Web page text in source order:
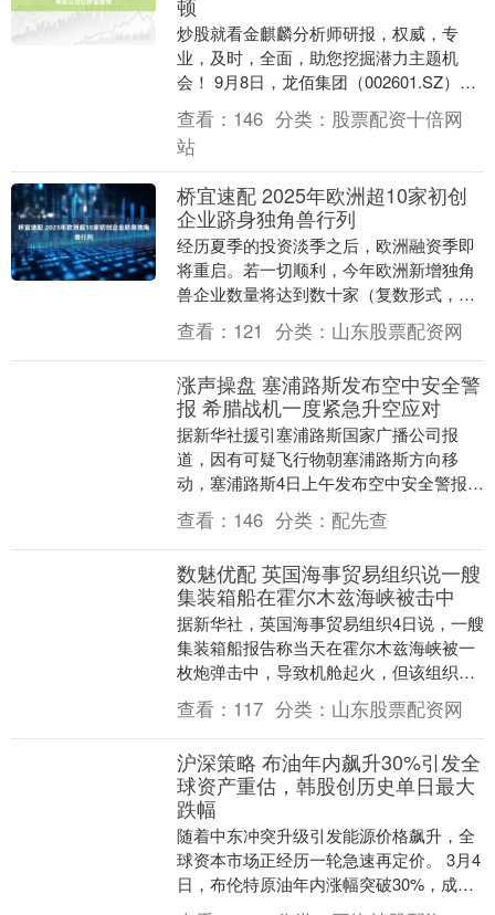
顿
炒股就看金麒麟分析师研报，权威，专
业，及时，全面，助您挖掘潜力主题机
会！ 9月8日，龙佰集团（002601.SZ）公
告称，9月2日晚，公司全资子公司龙佰襄
阳钛业....
查看： 146 分类： 股票配资十倍网
站
桥宜速配 2025年欧洲超10家初创
企业跻身独角兽行列
经历夏季的投资淡季之后，欧洲融资季即
将重启。若一切顺利，今年欧洲新增独角
兽企业数量将达到数十家（复数形式，即
超过 10 家）。尽管如今的巨额融资轮次
已不如 20....
查看： 121 分类： 山东股票配资网
涨声操盘 塞浦路斯发布空中安全警
报 希腊战机一度紧急升空应对
据新华社援引塞浦路斯国家广播公司报
道，因有可疑飞行物朝塞浦路斯方向移
动，塞浦路斯4日上午发布空中安全警报。
希腊空军战机从塞境内的军事基地紧急升
空应对。报道说，警....
查看： 146 分类： 配先查
数魅优配 英国海事贸易组织说一艘
集装箱船在霍尔木兹海峡被击中
据新华社，英国海事贸易组织4日说，一艘
集装箱船报告称当天在霍尔木兹海峡被一
枚炮弹击中，导致机舱起火，但该组织尚
未收到任何环境影响报告。 举报 相关阅读
战事第5....
查看： 117 分类： 山东股票配资网
沪深策略 布油年内飙升30%引发全
球资产重估，韩股创历史单日最大
跌幅
随着中东冲突升级引发能源价格飙升，全
球资本市场正经历一轮急速再定价。 3月4
日，布伦特原油年内涨幅突破30%，成为
表现最强劲的资产之一；韩国综合指数